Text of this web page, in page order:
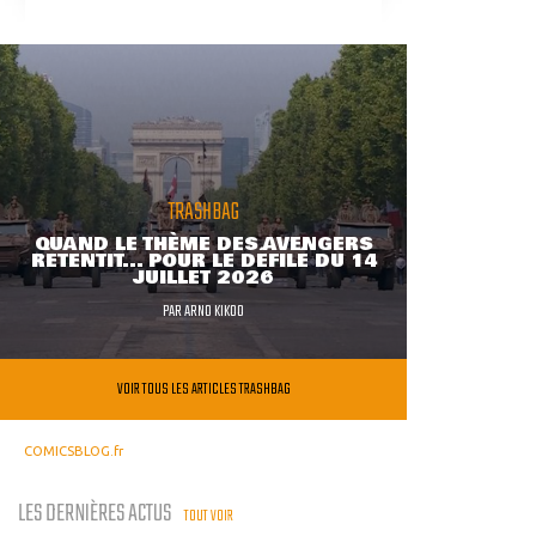
TRASHBAG
QUAND LE THÈME DES AVENGERS
RETENTIT... POUR LE DÉFILÉ DU 14
JUILLET 2026
PARARNO KIKOO
VOIR TOUS LES ARTICLES TRASHBAG
COMICSBLOG.fr
LES DERNIÈRES ACTUS TOUT VOIR